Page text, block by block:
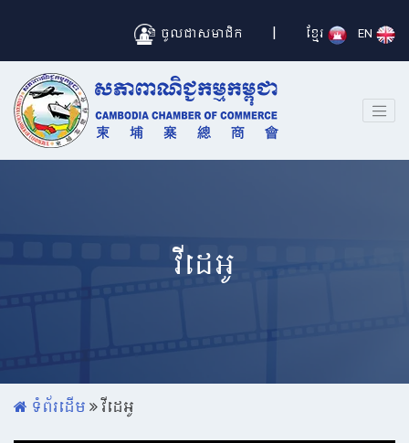
ចូលជាសមាជិក | ខ្មែរ EN
វីដេអូ
ទំព័រដើម វីដេអូ